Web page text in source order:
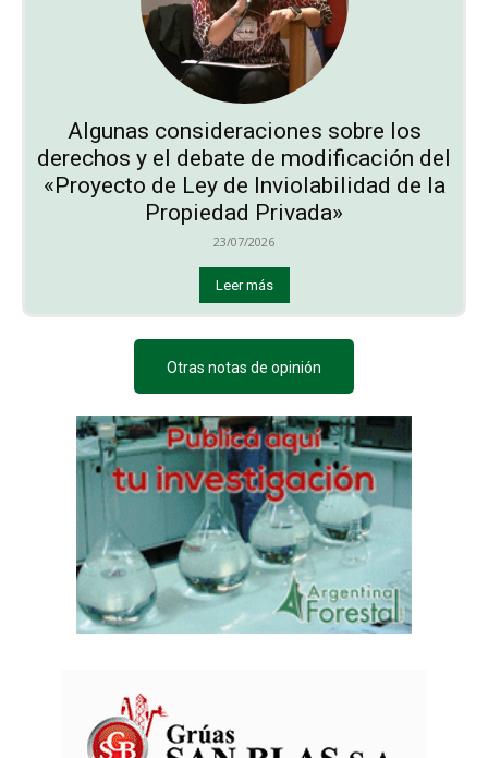
Algunas consideraciones sobre los
derechos y el debate de modificación del
«Proyecto de Ley de Inviolabilidad de la
Propiedad Privada»
23/07/2026
Leer más
Otras notas de opinión